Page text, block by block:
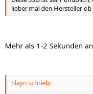
lieber mal den Hersteller
Mehr als 1-2 Sekunden
Slayn schrieb: